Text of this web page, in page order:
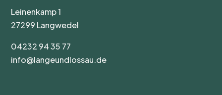
Leinenkamp 1
27299 Langwedel
04232 94 35 77
info@langeundlossau.de